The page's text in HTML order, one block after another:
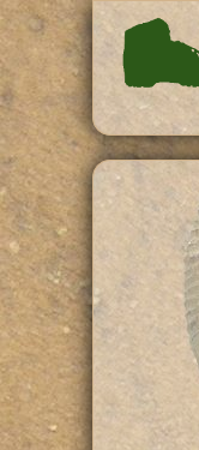
Pasar al contenido principal